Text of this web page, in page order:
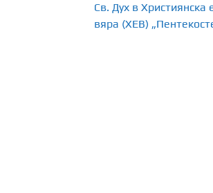
Св. Дух в Християнска
вяра (ХЕВ)